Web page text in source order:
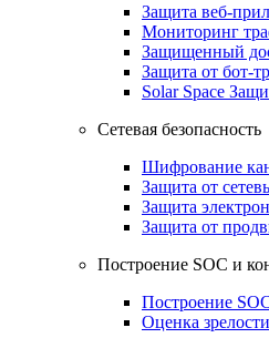
Защита веб-
Мониторинг
Защищенный
Защита от
Solar Space
Сетевая безопасность
Шифрование
Защита от
Защита
Защита от
Построение SOC и
Построение
Оценка